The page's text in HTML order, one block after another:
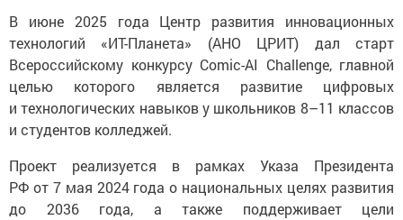
В июне 2025 года Центр развития инновационных
технологий «ИТ-Планета» (АНО ЦРИТ) дал старт
Всероссийскому конкурсу Comic-AI Challenge, главной
целью которого является развитие цифровых
и технологических навыков у школьников 8–11 классов
и студентов колледжей.
Проект реализуется в рамках Указа Президента
РФ от 7 мая 2024 года о национальных целях развития
до 2036 года, а также поддерживает цели